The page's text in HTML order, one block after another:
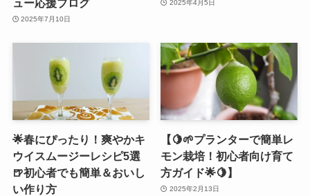
2025年7月10日
2025年4月5日
🌟春にぴったり！爽やかキ
ウイスムージーレシピ5選
🍺初心者でも簡単＆おいし
い作り方
【🍋🌱プランターで簡単レ
モン栽培！初心者向け育て
方ガイド🌟🍋】
2025年2月13日